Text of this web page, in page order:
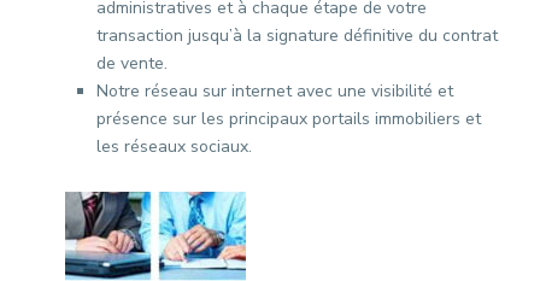
administratives et à chaque étape de votre
transaction jusqu’à la signature définitive du contrat
de vente.
Notre réseau sur internet avec une visibilité et
présence sur les principaux portails immobiliers et
les réseaux sociaux.